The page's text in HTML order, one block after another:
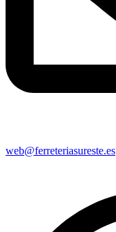
web@ferreteriasureste.es